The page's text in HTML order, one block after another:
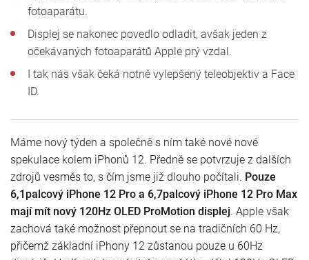
fotoaparátu.
Displej se nakonec povedlo odladit, avšak jeden z
očekávaných fotoaparátů Apple prý vzdal.
I tak nás však čeká notně vylepšený teleobjektiv a Face
ID.
Máme nový týden a společně s ním také nové nové
spekulace kolem iPhonů 12. Předně se potvrzuje z dalších
zdrojů vesměs to, s čím jsme již dlouho počítali. Pouze
6,1palcový iPhone 12 Pro a 6,7palcový iPhone 12 Pro Max
mají mít nový 120Hz OLED ProMotion displej. Apple však
zachová také možnost přepnout se na tradičních 60 Hz,
přičemž základní iPhony 12 zůstanou pouze u 60Hz